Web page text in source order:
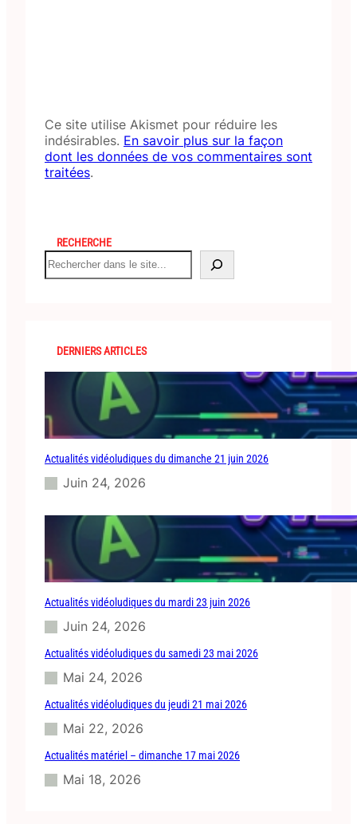
Ce site utilise Akismet pour réduire les
indésirables. En savoir plus sur la façon
dont les données de vos commentaires sont
traitées.
RECHERCHE
S
e
DERNIERS ARTICLES
Actualités vidéoludiques du dimanche 21 juin 2026
Juin 24, 2026
Actualités vidéoludiques du mardi 23 juin 2026
Juin 24, 2026
Actualités vidéoludiques du samedi 23 mai 2026
Mai 24, 2026
Actualités vidéoludiques du jeudi 21 mai 2026
Mai 22, 2026
Actualités matériel – dimanche 17 mai 2026
Mai 18, 2026